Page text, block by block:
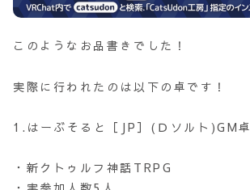
このようなお品書きでした！
実際に行われたのは以下の卓です！
1.はーぶそると［JP］(Ｄソルト)GM卓
・新クトゥルフ神話TRPG